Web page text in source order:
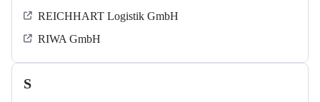
REICHHART Logistik GmbH
RIWA GmbH
S